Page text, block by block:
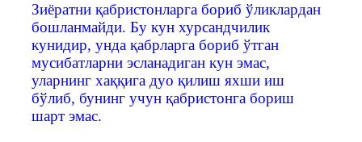
Зиёратни қабристонларга бориб ўликлардан
бошланмайди. Бу кун хурсандчилик
кунидир, унда қабрларга бориб ўтган
мусибатларни эсланадиган кун эмас,
уларнинг хаққига дуо қилиш яхши иш
бўлиб, бунинг учун қабристонга бориш
шарт эмас.